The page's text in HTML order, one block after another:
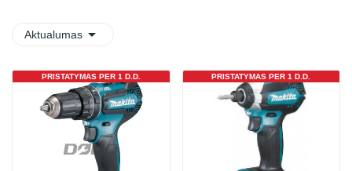
Aktualumas 
PRISTATYMAS PER 1 D.D. PRISTATYMAS PER 1 D.D.